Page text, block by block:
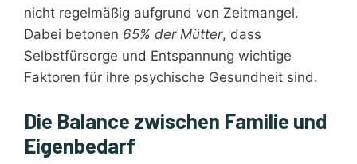
nicht regelmäßig aufgrund von Zeitmangel.
Dabei betonen 65% der Mütter, dass
Selbstfürsorge und Entspannung wichtige
Faktoren für ihre psychische Gesundheit sind.
Die Balance zwischen Familie und
Eigenbedarf